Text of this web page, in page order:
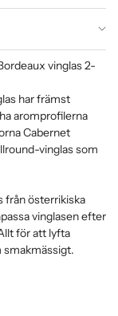
vinglas 2-
har främst
aromprofilerna
Cabernet
vinglas som
från österrikiska
vinglasen efter
för att lyfta
smakmässigt.